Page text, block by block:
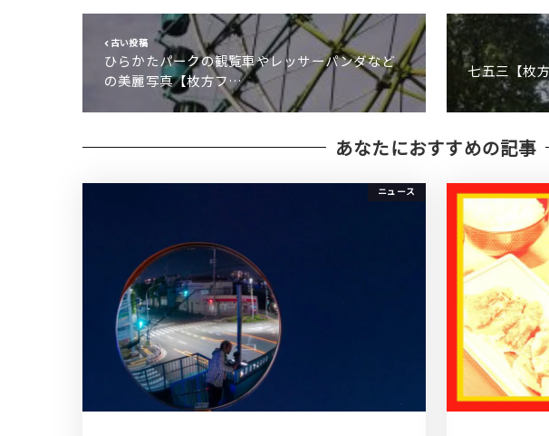
古い投稿
ひらかたパークの観覧車やレッサーパンダなど
の美麗写真【枚方フ…
七五三【枚
あなたにおすすめの記事
ニュース